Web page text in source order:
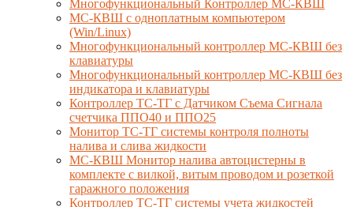
Многофункциональный Контроллер МС-КВШ
МС-КВШ с одноплатным компьютером
(Win/Linux)
Многофункциональный контроллер МС-КВШ без
клавиатуры
Многофункциональный контроллер МС-КВШ без
индикатора и клавиатуры
Контроллер ТС-ТГ с Датчиком Съема Сигнала
счетчика ППО40 и ППО25
Монитор ТС-ТГ системы контроля полноты
налива и слива жидкости
МС-КВШ Монитор налива автоцистерны в
комплекте с вилкой, витым проводом и розеткой
гаражного положения
Контроллер ТС-ТГ системы учета жидкостей